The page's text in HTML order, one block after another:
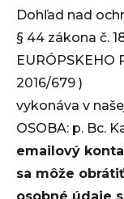
Dohľad nad
§ 44 zákona č.
EURÓPSKEHO
2016/679 )
vykonáva v
OSOBA: p. Bc.
emailový
sa môže